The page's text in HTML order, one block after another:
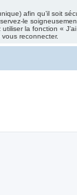
afin qu’il soit
le
la fonction «
reconnecter.